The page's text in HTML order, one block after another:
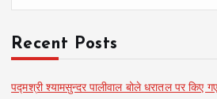
Recent Posts
पद्मश्री श्यामसुन्दर पालीवाल बोले धरातल पर किए गए